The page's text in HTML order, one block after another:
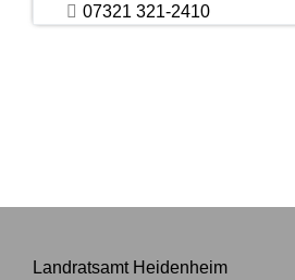
07321 321-2410
Landratsamt Heidenheim